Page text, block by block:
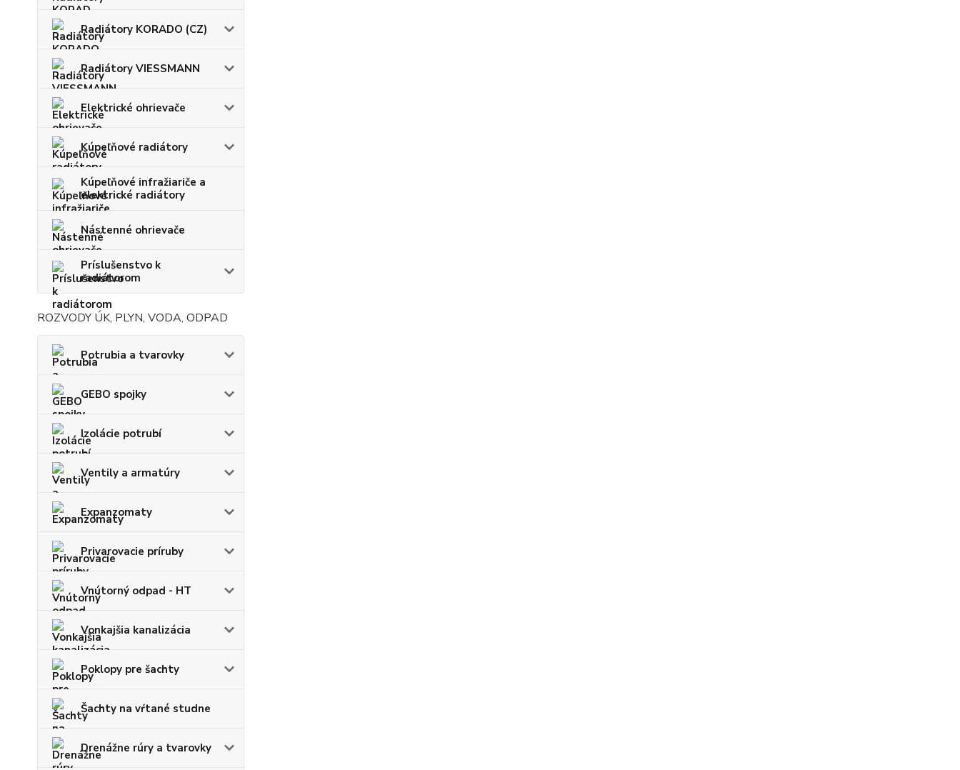
Radiátory KORADO (CZ)
Radiátory VIESSMANN
Elektrické ohrievače
Kúpeľňové radiátory
Kúpeľňové infražiariče a
elektrické radiátory
Nástenné ohrievače
Príslušenstvo k
radiátorom
ROZVODY ÚK, PLYN, VODA, ODPAD
Potrubia a tvarovky
GEBO spojky
Izolácie potrubí
Ventily a armatúry
Expanzomaty
Privarovacie príruby
Vnútorný odpad - HT
Vonkajšia kanalizácia
Poklopy pre šachty
Šachty na vŕtané studne
Drenážne rúry a tvarovky